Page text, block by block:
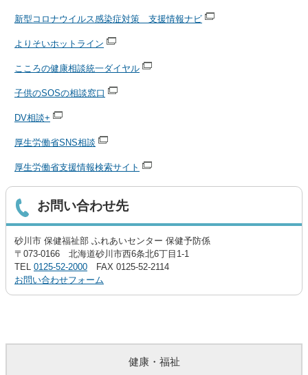
新型コロナウイルス感染症対策 支援情報ナビ
よりそいホットライン
こころの健康相談統一ダイヤル
子供のSOSの相談窓口
DV相談+
厚生労働省SNS相談
厚生労働省支援情報検索サイト
お問い合わせ先
砂川市 保健福祉部 ふれあいセンター 保健予防係
〒073-0166 北海道砂川市西6条北6丁目1-1
TEL 0125-52-2000 FAX 0125-52-2114
お問い合わせフォーム
健康・福祉